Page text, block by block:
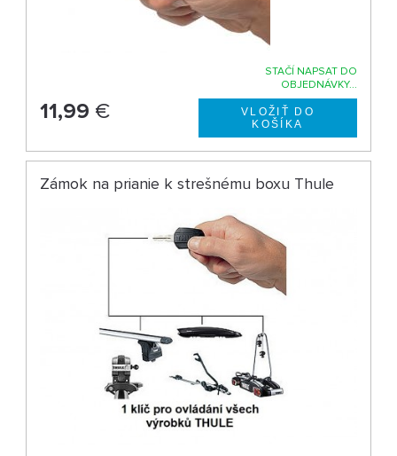
STAČÍ NAPSAT DO
OBJEDNÁVKY...
11,99 €
Zámok na prianie k strešnému boxu Thule